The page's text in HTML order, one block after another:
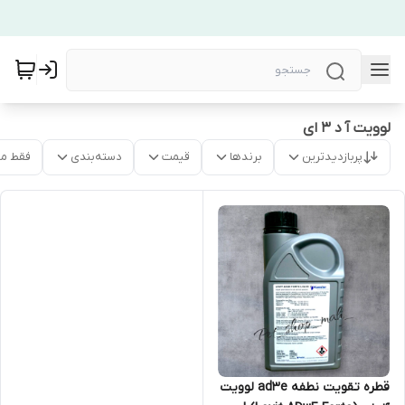
لوویت آ د ۳ ای
پربازدیدترین برندها قیمت دسته‌بندی فقط
قطره تقویت نطفه ad3e لوویت